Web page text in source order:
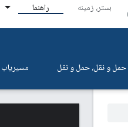
بستر، زمینه راهنما
حمل و نقل، حمل و نقل مسیریاب